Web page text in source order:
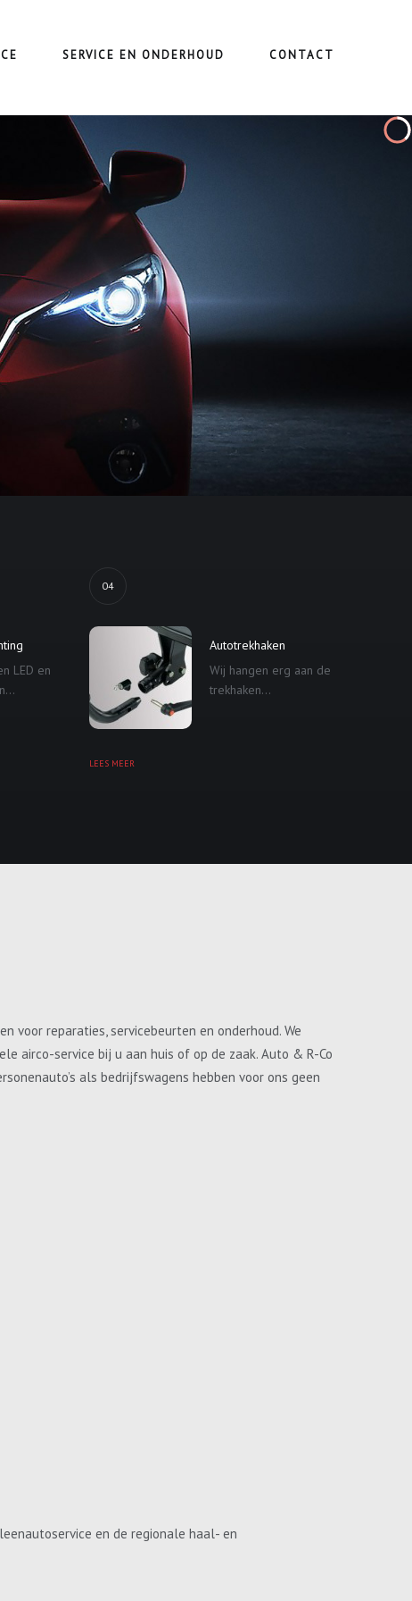
SERVICE EN ONDERHOUD CONTACT
LED en
04
Autotrekhaken
Wij hangen erg aan de
trekhaken...
LEES MEER
voor reparaties, servicebeurten en onderhoud. We
airco-service bij u aan huis of op de zaak. Auto & R-Co
als bedrijfswagens hebben voor ons geen
en de regionale haal- en